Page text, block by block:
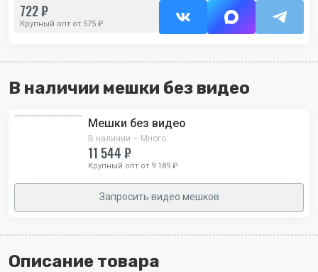
722 ₽
Крупный опт от 575 ₽
В наличии мешки без видео
Мешки без видео
В наличии – Много
11 544 ₽
Крупный опт от 9 189 ₽
Запросить видео мешков
Описание товара